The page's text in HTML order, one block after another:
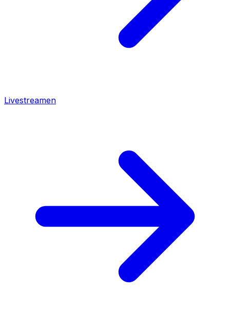
Livestreamen